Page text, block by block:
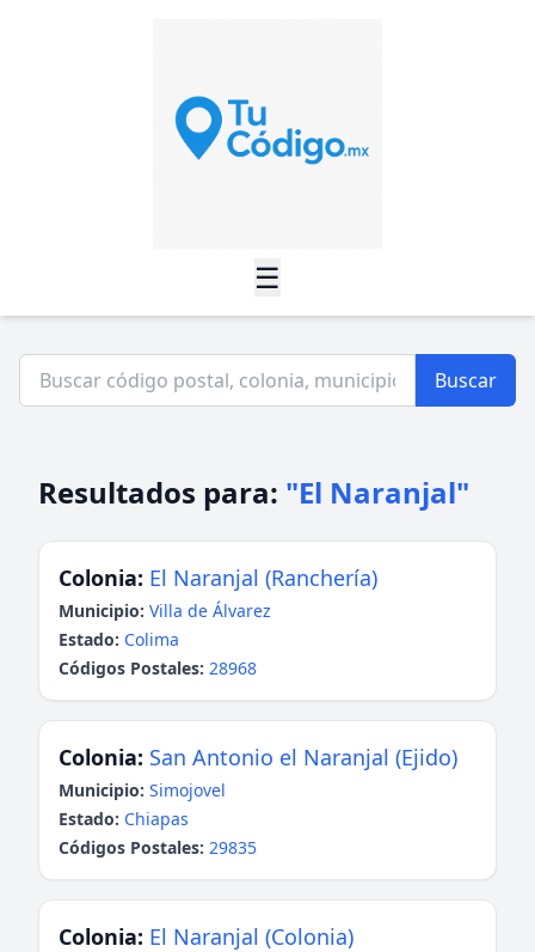
☰
Buscar
Resultados para: "El Naranjal"
Colonia: El Naranjal (Ranchería)
Municipio: Villa de Álvarez
Estado: Colima
Códigos Postales: 28968
Colonia: San Antonio el Naranjal (Ejido)
Municipio: Simojovel
Estado: Chiapas
Códigos Postales: 29835
Colonia: El Naranjal (Colonia)